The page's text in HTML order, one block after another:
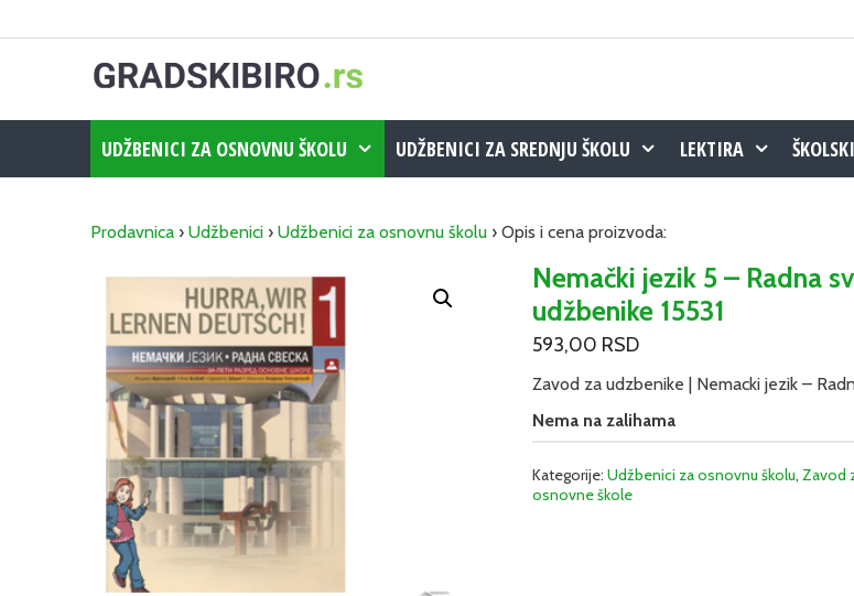
UDŽBENICI ZA OSNOVNU ŠKOLU UDŽBENICI ZA SREDNJU ŠKOLU LEKTIRA
Prodavnica › Udžbenici › Udžbenici za osnovnu školu › Opis i cena proizvoda:
Nemački jezik 5 – Radna
udžbenike 15531
593,00 RSD
Zavod za udzbenike | Nemacki jezik –
Nema na zalihama
Kategorije:Udžbenici za osnovnu školu,Zavod
osnovne škole